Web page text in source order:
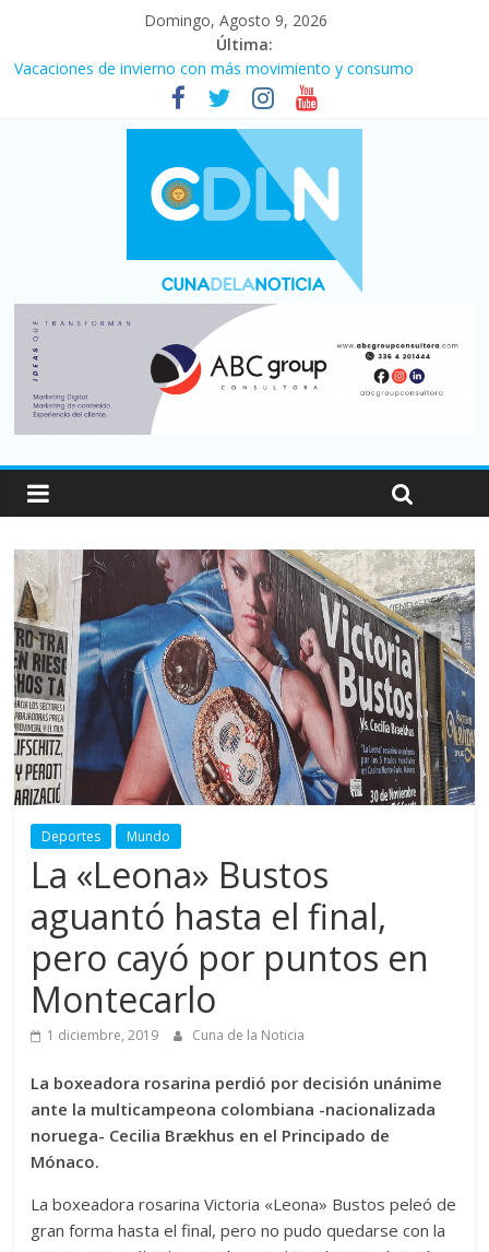
Domingo, Agosto 9, 2026
Última:
Vacaciones de invierno con más movimiento y consumo
turístico: 4,6 millones de personas viajaron por el país, un 5,9%
Fuerte caída de la venta de autos usados en julio: bajó un 12,6%
Central venció 1 a 0 al River de Coudet en el Monumental
La morosidad alcanzó su nivel más alto en dos décadas y ya
Desde que asumió Milei cerraron 41.000 kioscos: el sector
denuncia crisis como en 2001
Deportes Mundo
La «Leona» Bustos
aguantó hasta el final,
pero cayó por puntos en
Montecarlo
1 diciembre, 2019 Cuna de la Noticia
La boxeadora rosarina perdió por decisión unánime
ante la multicampeona colombiana -nacionalizada
noruega- Cecilia Brækhus en el Principado de
Mónaco.
La boxeadora rosarina Victoria «Leona» Bustos peleó de
gran forma hasta el final, pero no pudo quedarse con la